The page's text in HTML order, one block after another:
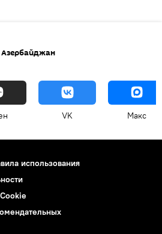
Азербайджан
VK Макс
использования